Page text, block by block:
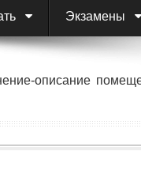
Экзамены
описание